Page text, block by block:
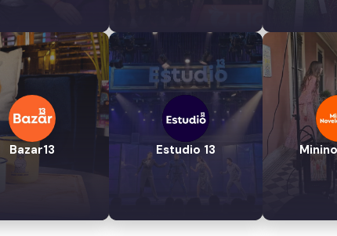
Bazar13 Estudio 13